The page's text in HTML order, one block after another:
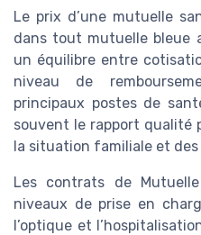
Le prix d’une mutuelle
dans tout mutuelle bleue
un équilibre entre
niveau de
principaux postes de
souvent le rapport qualité
la situation familiale et des
Les contrats de
niveaux de prise en
l’optique et